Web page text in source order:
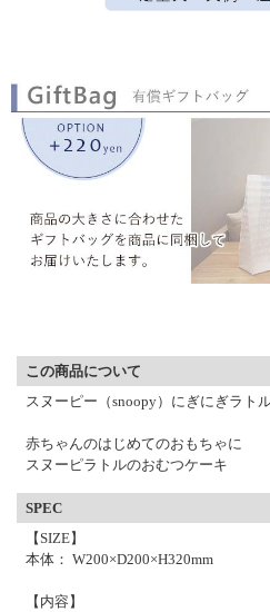
この商品について
スヌーピー（snoopy）にぎにぎラト
赤ちゃんのはじめてのおもちゃに
スヌーピラトルのおむつケーキ
SPEC
【SIZE】
本体： W200×D200×H320mm
【内容】